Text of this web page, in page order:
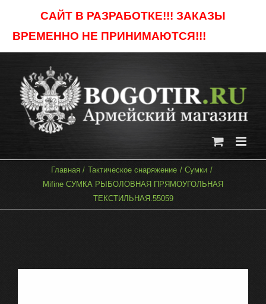
САЙТ В РАЗРАБОТКЕ!!! ЗАКАЗЫ
ВРЕМЕННО НЕ ПРИНИМАЮТСЯ!!!
content
Главная Тактическое снаряжение
Сумки
Mifine СУМКА РЫБОЛОВНАЯ ПРЯМОУГОЛЬНАЯ
ТЕКСТИЛЬНАЯ.55059